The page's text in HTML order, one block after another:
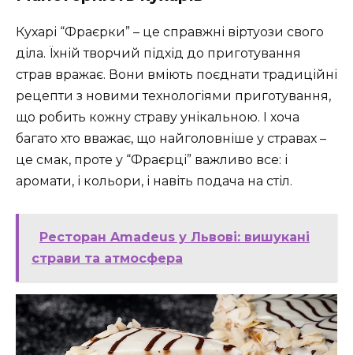
Кухарі “Фраєрки” – це справжні віртуози свого
діла. Їхній творчий підхід до приготування
страв вражає. Вони вміють поєднати традиційні
рецепти з новими технологіями приготування,
що робить кожну страву унікальною. І хоча
багато хто вважає, що найголовніше у стравах –
це смак, проте у “Фраєрці” важливо все: і
аромати, і кольори, і навіть подача на стіл.
Ресторан Amadeus у Львові: вишукані
страви та атмосфера